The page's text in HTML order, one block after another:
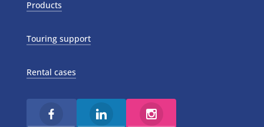
Products
Touring support
Rental cases